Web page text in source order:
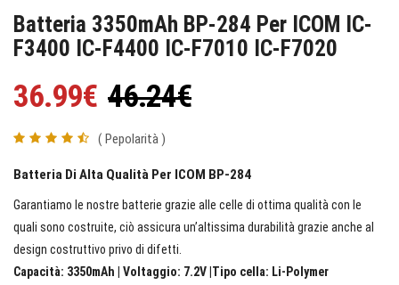
Batteria 3350mAh BP-284 Per ICOM IC-
F3400 IC-F4400 IC-F7010 IC-F7020
36.99€ 46.24€
( Pepolarità )
Batteria Di Alta Qualità Per ICOM BP-284
Garantiamo le nostre batterie grazie alle celle di ottima qualità con le
quali sono costruite, ciò assicura un’altissima durabilità grazie anche al
design costruttivo privo di difetti.
Capacità: 3350mAh | Voltaggio: 7.2V |Tipo cella: Li-Polymer